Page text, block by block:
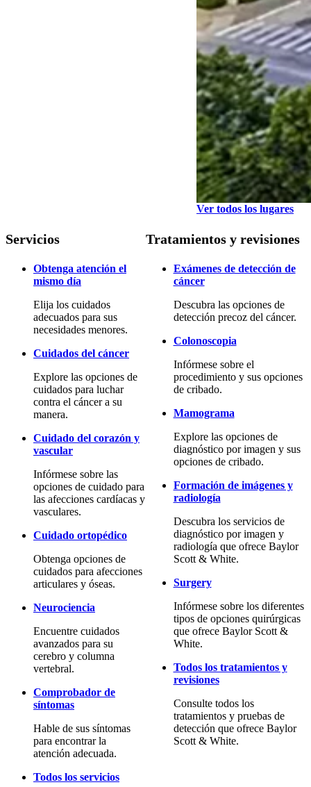
Ver todos los lugares
Servicios
Obtenga atención el
mismo día
Elija los cuidados
adecuados para sus
necesidades menores.
Cuidados del cáncer
Explore las opciones de
cuidados para luchar
contra el cáncer a su
manera.
Cuidado del corazón y
vascular
Infórmese sobre las
opciones de cuidado para
las afecciones cardíacas y
vasculares.
Cuidado ortopédico
Obtenga opciones de
cuidados para afecciones
articulares y óseas.
Neurociencia
Encuentre cuidados
avanzados para su
cerebro y columna
vertebral.
Comprobador de
síntomas
Hable de sus síntomas
para encontrar la
atención adecuada.
Todos los servicios
Tratamientos y revisiones
Exámenes de detección de
cáncer
Descubra las opciones de
detección precoz del cáncer.
Colonoscopia
Infórmese sobre el
procedimiento y sus opciones
de cribado.
Mamograma
Explore las opciones de
diagnóstico por imagen y sus
opciones de cribado.
Formación de imágenes y
radiología
Descubra los servicios de
diagnóstico por imagen y
radiología que ofrece Baylor
Scott & White.
Surgery
Infórmese sobre los diferentes
tipos de opciones quirúrgicas
que ofrece Baylor Scott &
White.
Todos los tratamientos y
revisiones
Consulte todos los
tratamientos y pruebas de
detección que ofrece Baylor
Scott & White.